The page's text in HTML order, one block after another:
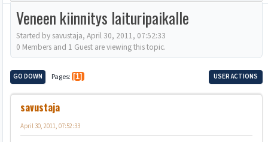
Veneen kiinnitys laituripaikalle
Started by savustaja, April 30, 2011, 07:52:33
0 Members and 1 Guest are viewing this topic.
GO DOWN Pages 1 USER ACTIONS
savustaja
April 30, 2011, 07:52:33